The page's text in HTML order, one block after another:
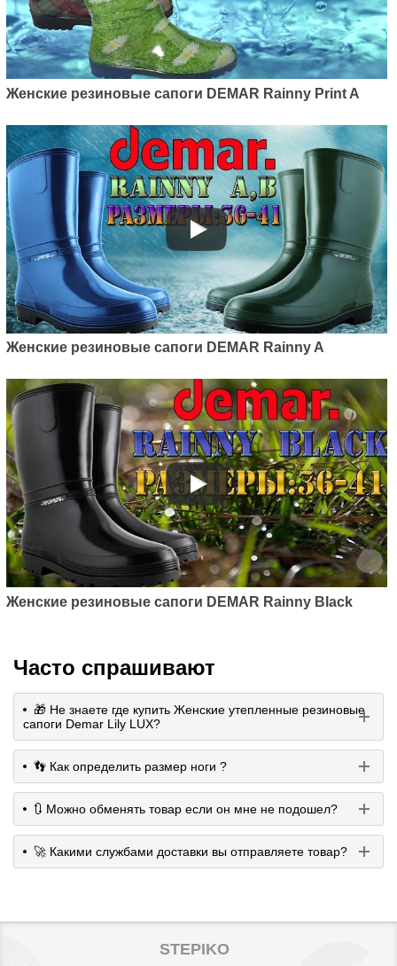
Женские резиновые сапоги DEMAR Rainny Print A
Женские резиновые сапоги DEMAR Rainny A
Женские резиновые сапоги DEMAR Rainny Black
Часто спрашивают
🎁 Не знаете где купить Женские утепленные резиновые
сапоги Demar Lily LUX?
👣 Как определить размер ноги ?
🔃 Можно обменять товар если он мне не подошел?
🚀 Какими службами доставки вы отправляете товар?
STEPIKO